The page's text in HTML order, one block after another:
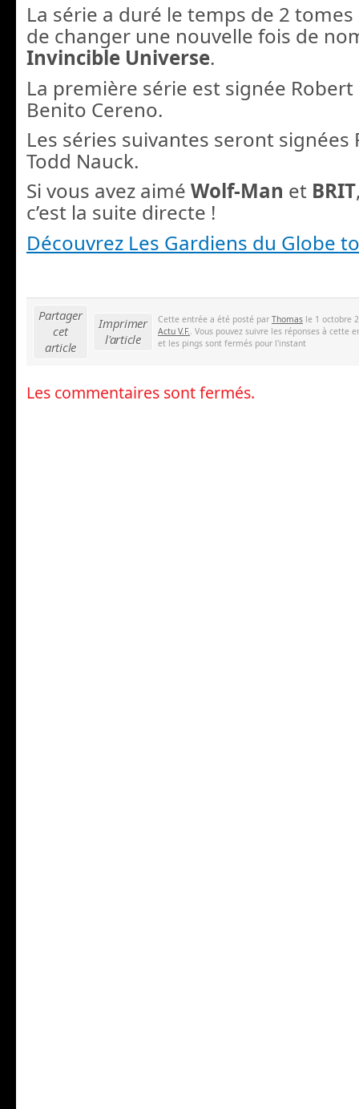
La série a duré le temps de 2 tomes
de changer une nouvelle fois de
Invincible Universe.
La première série est signée
Benito Cereno.
Les séries suivantes seront signées
Todd Nauck.
Si vous avez aimé Wolf-Man et BRIT
c’est la suite directe !
Découvrez Les Gardiens du Globe
Partager
cet
article
Imprimer
l'article
Cette entrée a été posté par Thomas le 1 octobre
Actu V.F.. Vous pouvez suivre les réponses à cette
et les pings sont fermés pour l'instant
Les commentaires sont fermés.